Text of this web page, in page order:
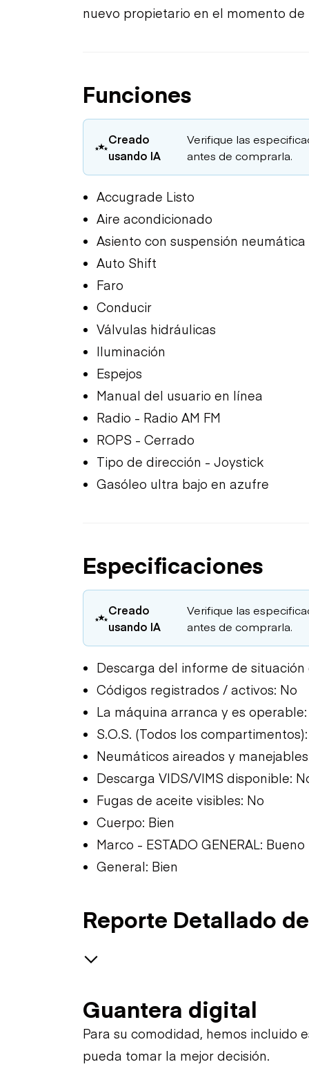
nuevo propietario en el momento de
Funciones
Creado
usando IA
Verifique las
antes de comprarla.
Accugrade Listo
Aire acondicionado
Asiento con suspensión neumática
Auto Shift
Faro
Conducir
Válvulas hidráulicas
Iluminación
Espejos
Manual del usuario en línea
Radio - Radio AM FM
ROPS - Cerrado
Tipo de dirección - Joystick
Gasóleo ultra bajo en azufre
Especificaciones
Creado
usando IA
Verifique las
antes de comprarla.
Descarga del informe de
Códigos registrados / activos: No
La máquina arranca y es
S.O.S. (Todos los
Neumáticos aireados y
Descarga VIDS/VIMS disponible:
Fugas de aceite visibles: No
Cuerpo: Bien
Marco - ESTADO GENERAL: Bueno
General: Bien
Reporte Detallado
Operable
GENERAL APPEARANCE
Guantera digital
Para su comodidad, hemos incluido
pueda tomar la mejor decisión.